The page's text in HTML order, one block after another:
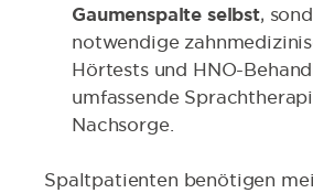
Gaumenspalte selbst,
notwendige
Hörtests und HNO-
umfassende
Nachsorge.
Spaltpatienten benötigen